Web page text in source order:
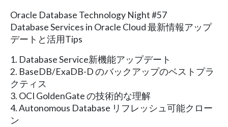
Oracle Database Technology Night #57
Database Services in Oracle Cloud 最新情報アップ
デートと活用Tips
1. Database Service新機能アップデート
2. BaseDB/ExaDB-D のバックアップのベストプラ
クティス
3. OCI GoldenGate の技術的な理解
4. Autonomous Database リフレッシュ可能クロー
ン